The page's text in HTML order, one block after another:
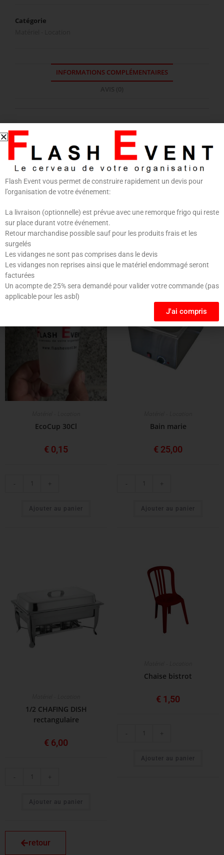
Catégorie
INFORMATIONS COMPLÉMENTAIRES
Informations complémentaires
CATÉGORIE Verre
Produits similaires
EcoCup 30Cl
€ 0,15
- +
Ajouter au panier
Bain marie
€ 25,00
- +
Ajouter au panier
1/2 CHAFING DISH
rectangulaire
€ 6,00
- +
Ajouter au panier
Chaise bistrot
€ 1,50
- +
Ajouter au panier
retour
Flash Event vous permet de construire rapidement un devis pour
l’organisation de votre événement:
La livraison (optionnelle) est prévue avec une remorque frigo qui reste
sur place durant votre événement.
Retour marchandise possible sauf pour les produits frais et les
surgelés
Les vidanges ne sont pas comprises dans le devis
Les vidanges non reprises ainsi que le matériel endommagé seront
facturées
Un acompte de 25% sera demandé pour valider votre commande (pas
applicable pour les asbl)
J'ai compris